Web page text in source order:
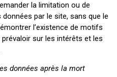
la limitation ou de
par le site, sans que le
l’existence de motifs
sur les intérêts et les
données après la mort